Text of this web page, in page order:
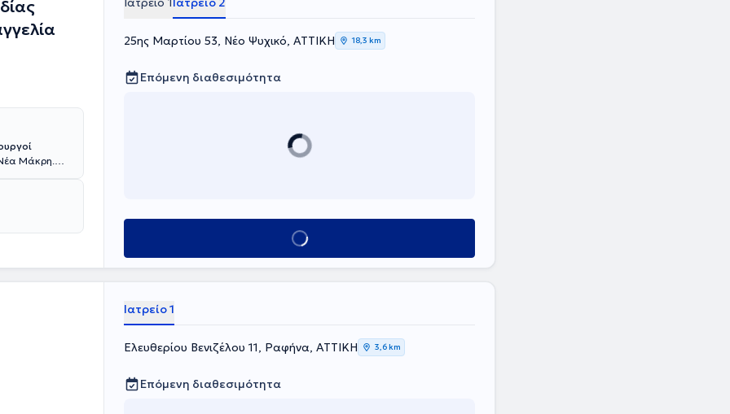
Νέα Μάκρη.
Kέντρου
συμμετείχε
25ης Μαρτίου 53, Νέο Ψυχικό, ΑΤΤΙΚΗ 18,3 km
Επόμενη διαθεσιμότητα
Κλείσε ραντεβού
Ιατρείο 1
Ελευθερίου Βενιζέλου 11, Ραφήνα, ΑΤΤΙΚΗ 3,6 km
Επόμενη διαθεσιμότητα